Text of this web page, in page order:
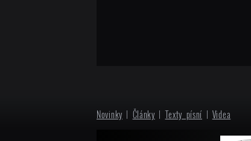
Novinky | Články |Texty písní | Videa